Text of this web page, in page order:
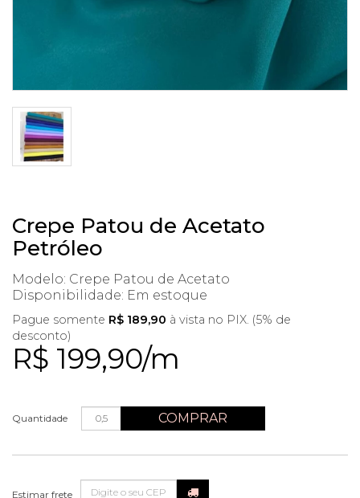
Crepe Patou de Acetato
Petróleo
Modelo: Crepe Patou de Acetato
Disponibilidade: Em estoque
R$ 199,90/m
Pague somente R$ 189,90 à vista no PIX. (5% de
desconto)
Quantidade COMPRAR